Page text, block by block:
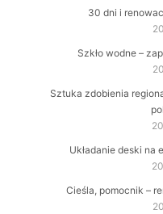
30 dni i
Szkło wodne –
Sztuka zdobienia
Układanie deski na
Cieśla, pomocnik –